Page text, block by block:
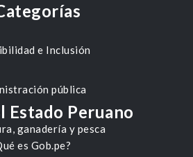
e Inclusión
pública
ganadería y pesca
Estado Peruano
es Gob.pe?